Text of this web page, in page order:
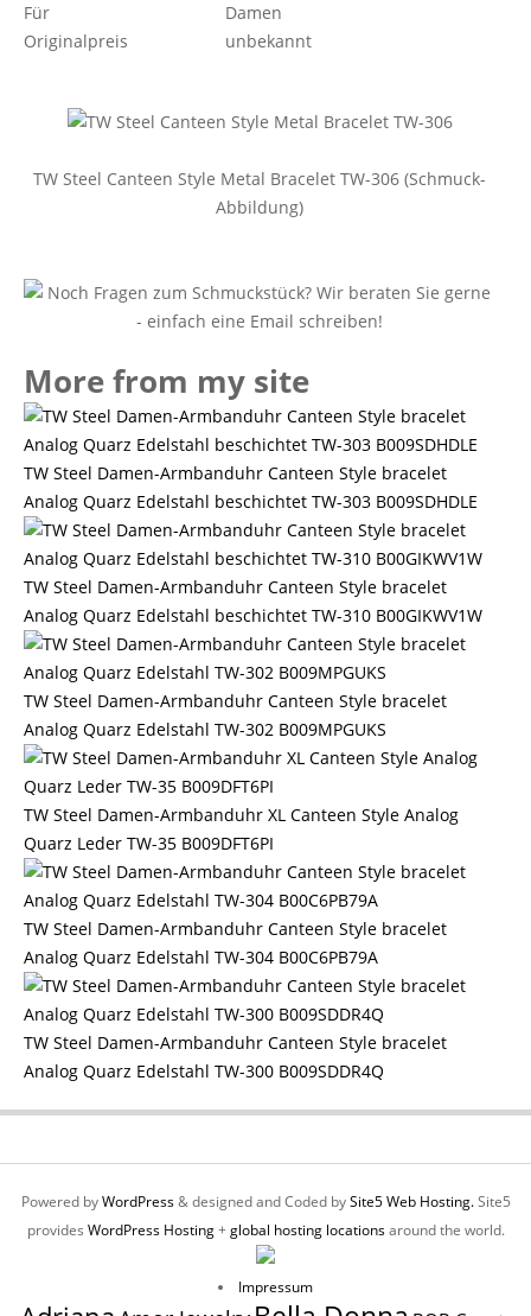
Für
Damen
Originalpreis
unbekannt
TW Steel Canteen Style Metal Bracelet TW-306 (Schmuck-
Abbildung)
More from my site
TW Steel Damen-Armbanduhr Canteen Style bracelet
Analog Quarz Edelstahl beschichtet TW-303 B009SDHDLE
TW Steel Damen-Armbanduhr Canteen Style bracelet
Analog Quarz Edelstahl beschichtet TW-310 B00GIKWV1W
TW Steel Damen-Armbanduhr Canteen Style bracelet
Analog Quarz Edelstahl TW-302 B009MPGUKS
TW Steel Damen-Armbanduhr XL Canteen Style Analog
Quarz Leder TW-35 B009DFT6PI
TW Steel Damen-Armbanduhr Canteen Style bracelet
Analog Quarz Edelstahl TW-304 B00C6PB79A
TW Steel Damen-Armbanduhr Canteen Style bracelet
Analog Quarz Edelstahl TW-300 B009SDDR4Q
Powered byWordPress& designed and Coded bySite5 Web Hosting.Site5
provides WordPress Hosting+global hosting locationsaround the world.
Impressum